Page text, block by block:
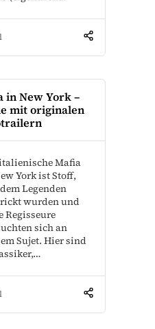
in New York –
mit originalen
Mafia
York ist Stoff,
Legenden
wurden und
Regisseure
sich an
Sujet. Hier sind